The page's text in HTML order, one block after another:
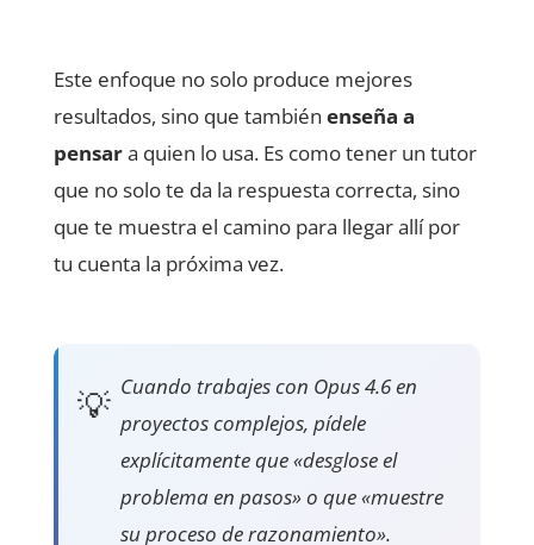
Este enfoque no solo produce mejores
resultados, sino que también enseña a
pensara quien lo usa. Es como tener un tutor
que no solo te da la respuesta correcta, sino
que te muestra el camino para llegar allí por
tu cuenta la próxima vez.
Cuando trabajes con Opus 4.6 en
proyectos complejos, pídele
explícitamente que «desglose el
problema en pasos» o que «muestre
su proceso de razonamiento».